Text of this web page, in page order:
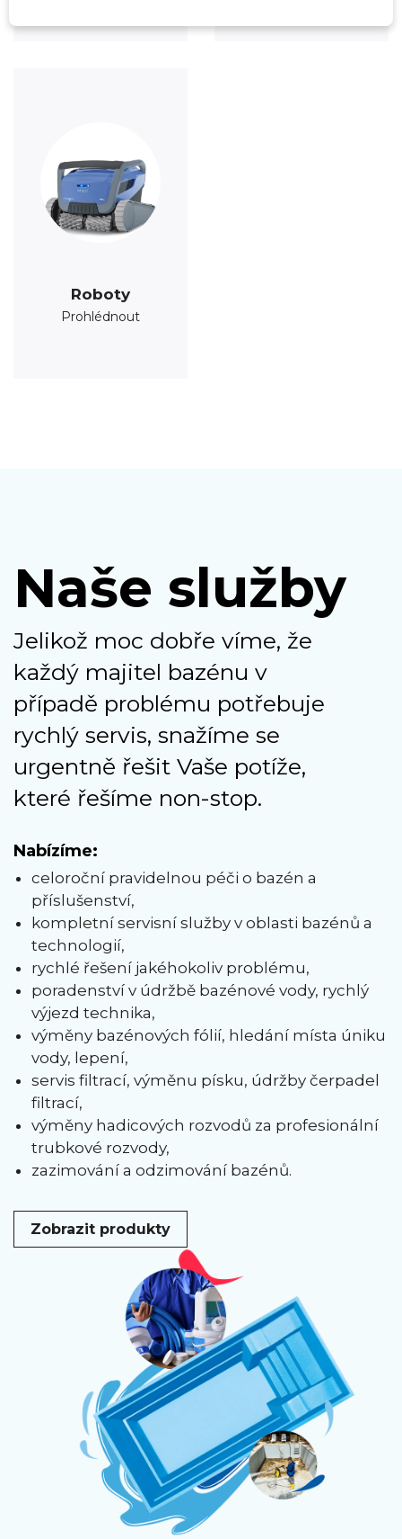
Roboty
Prohlédnout
Naše služby
Jelikož moc dobře víme, že
každý majitel bazénu v
případě problému potřebuje
rychlý servis, snažíme se
urgentně řešit Vaše potíže,
které řešíme non-stop.
Nabízíme:
celoroční pravidelnou péči o bazén a
příslušenství,
kompletní servisní služby v oblasti bazénů a
technologií,
rychlé řešení jakéhokoliv problému,
poradenství v údržbě bazénové vody, rychlý
výjezd technika,
výměny bazénových fólií, hledání místa úniku
vody, lepení,
servis filtrací, výměnu písku, údržby čerpadel
filtrací,
výměny hadicových rozvodů za profesionální
trubkové rozvody,
zazimování a odzimování bazénů.
Zobrazit produkty